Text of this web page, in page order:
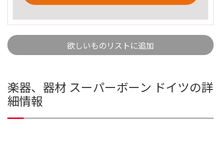
欲しいものリストに追加
楽器、器材 スーパーボーン ドイツの詳
細情報